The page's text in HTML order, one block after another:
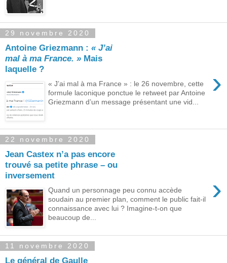
29 novembre 2020
Antoine Griezmann : « J’ai
mal à ma France. » Mais
laquelle ?
›
« J’ai mal à ma France » : le 26 novembre, cette
formule laconique ponctue le retweet par Antoine
Griezmann d’un message présentant une vid...
22 novembre 2020
Jean Castex n’a pas encore
trouvé sa petite phrase – ou
inversement
›
Quand un personnage peu connu accède
soudain au premier plan, comment le public fait-il
connaissance avec lui ? Imagine-t-on que
beaucoup de...
11 novembre 2020
Le général de Gaulle